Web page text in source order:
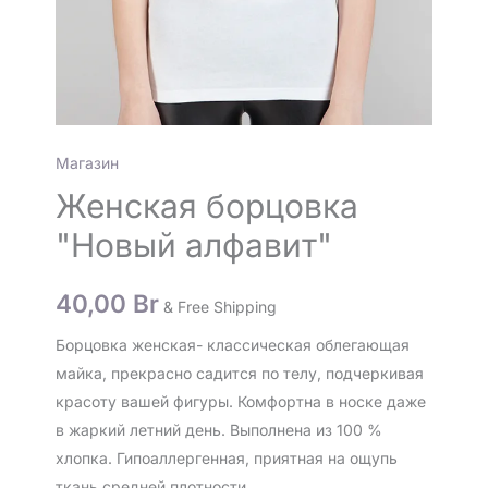
Магазин
Женская борцовка
"Новый алфавит"
40,00 Br & Free Shipping
Борцовка женская- классическая облегающая
майка, прекрасно садится по телу, подчеркивая
красоту вашей фигуры. Комфортна в носке даже
в жаркий летний день. Выполнена из 100 %
хлопка. Гипоаллергенная, приятная на ощупь